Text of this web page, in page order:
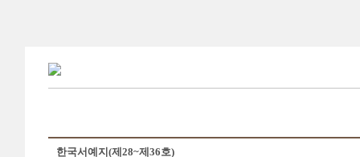
한국서예지(제28~제36호)